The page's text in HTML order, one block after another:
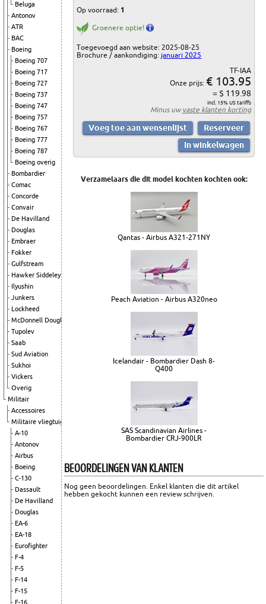
Beluga
Antonov
ATR
BAC
Boeing
Boeing 707
Boeing 717
Boeing 727
Boeing 737
Boeing 747
Boeing 757
Boeing 767
Boeing 777
Boeing 787
Boeing overig
Bombardier
Comac
Concorde
Convair
De Havilland
Douglas
Embraer
Fokker
Gulfstream
Hawker Siddeley
Ilyushin
Junkers
Lockheed
McDonnell Douglas
Tupolev
Saab
Sud Aviation
Sukhoi
Vickers
Overig
Militair
Accessoires
Militaire vliegtuigen
A-10
Antonov
Airbus
Boeing
C-130
Dassault
De Havilland
Douglas
EA-6
EA-18
Eurofighter
F-4
F-5
F-14
F-15
F-16
Op voorraad: 1
Groenere optie!
Toegevoegd aan website: 2025-08-25
Brochure / aankondiging: januari 2025
TF-IAA
Onze prijs: € 103.95
= $ 119.98
incl. 15% US tariffs
Minus uwvaste klanten korting
Verzamelaars die dit model kochten kochten ook:
Qantas - Airbus A321-271NY
Peach Aviation - Airbus A320neo
Icelandair - Bombardier Dash 8-
Q400
SAS Scandinavian Airlines -
Bombardier CRJ-900LR
BEOORDELINGEN VAN KLANTEN
Nog geen beoordelingen. Enkel klanten die dit artikel
hebben gekocht kunnen een review schrijven.